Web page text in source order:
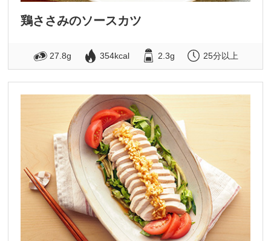
鶏ささみのソースカツ
27.8g 354kcal 2.3g 25分以上